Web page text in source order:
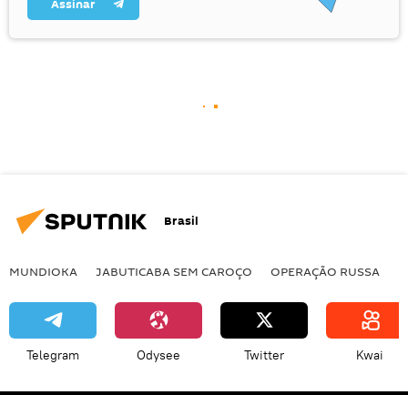
Assinar
Brasil
MUNDIOKA JABUTICABA SEM CAROÇO OPERAÇÃO RUSSA
Telegram Odysee Twitter Kwai